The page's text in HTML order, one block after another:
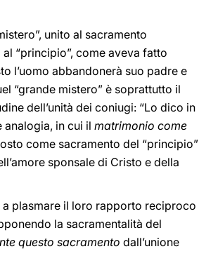
unito al sacramento
“principio”, come aveva fatto
l’uomo abbandonerà suo padre e
“grande mistero” è soprattutto il
dell’unità dei coniugi: “Lo dico in
in cui il matrimonio come
come sacramento del “principio”
sponsale di Cristo e della
a plasmare il loro rapporto reciproco
la sacramentalità del
questo sacramento dall’unione